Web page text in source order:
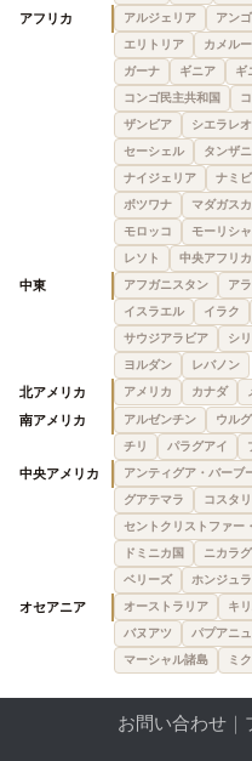
アフリカ アルジェリア アン
エリトリア
カメル
ガーナ
ギニア ギ
コンゴ民主共和国
ザンビア
シエラレ
セーシェル
タンザ
ナイジェリア
ナミ
ボツワナ
マダガス
モロッコ
モーリシ
レソト
中央アフリカ
中東 アフガニスタン ア
イスラエル
イラク
サウジアラビア
シ
ヨルダン
レバノン
北アメリカ アメリカ カナダ
南アメリカ アルゼンチン ウル
チリ
パラグアイ
中央アメリカ アンティグア・バーブ
グアテマラ
コスタ
セントクリストファー
ドミニカ国
ニカラ
ベリーズ
ホンジュ
オセアニア オーストラリア キ
バヌアツ
パプアニ
マーシャル諸島
ミ
お問い合わせ｜